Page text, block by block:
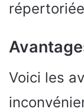
Voici les